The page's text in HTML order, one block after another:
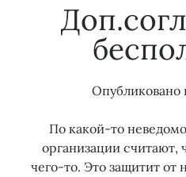
Опубликовано
По какой-то
организации считают,
чего-то. Это защитит от